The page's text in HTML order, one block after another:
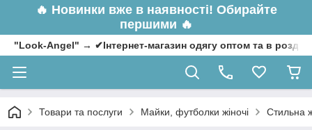
🔥 Новинки вже в наявності! Обирайте
першими 🔥
"Look-Angel" → ✔Інтернет-магазин одягу оптом та в
Товари та послуги Майки, футболки жіночі Стильна